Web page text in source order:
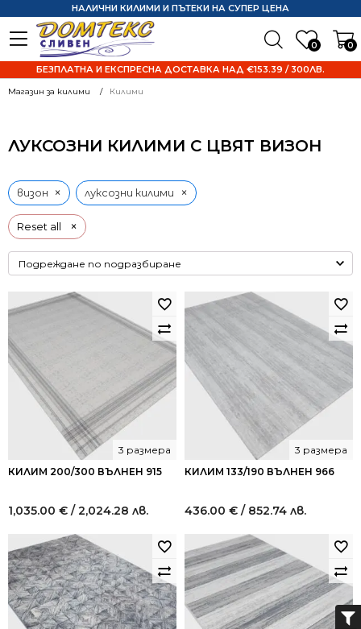
0 0
НАЛИЧНИ КИЛИМИ И ПЪТЕКИ НА СУПЕР ЦЕНА
БЕЗПЛАТНА И ЕКСПРЕСНА ДОСТАВКА НАД €153.39 / 300ЛВ.
Магазин за килими Килими
ЛУКСОЗНИ КИЛИМИ С ЦВЯТ ВИЗОН
Reset all ×
визон × луксозни килими ×
КИЛИМ 200/300 ВЪЛНЕН 915
3 размера
1,035.00 € / 2,024.28 лв.
КИЛИМ 133/190 ВЪЛНЕН 966
3 размера
436.00 € / 852.74 лв.